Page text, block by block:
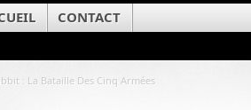
CONTACT
: La Bataille Des Cinq Armées